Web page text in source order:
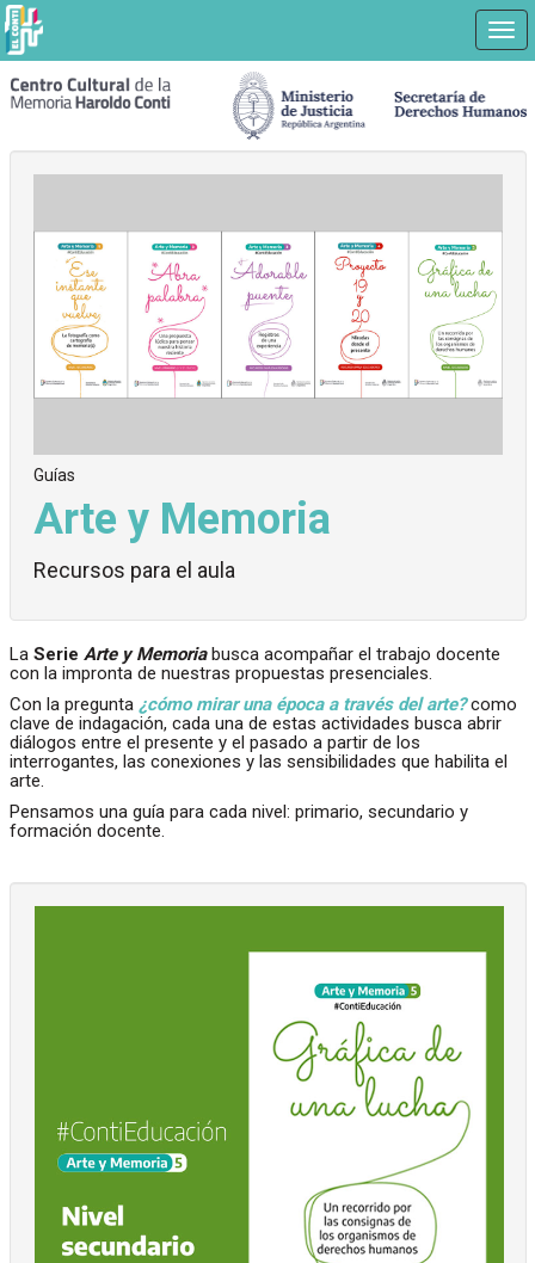
Guías
Arte y Memoria
Recursos para el aula
La Serie Arte y Memoriabusca acompañar el trabajo docente
con la impronta de nuestras propuestas presenciales.
Con la pregunta ¿cómo mirar una época a través del arte?como
clave de indagación, cada una de estas actividades busca abrir
diálogos entre el presente y el pasado a partir de los
interrogantes, las conexiones y las sensibilidades que habilita el
arte.
Pensamos una guía para cada nivel: primario, secundario y
formación docente.